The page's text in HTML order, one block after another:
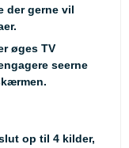
der gerne vil
øges TV
seerne
op til 4 kilder,